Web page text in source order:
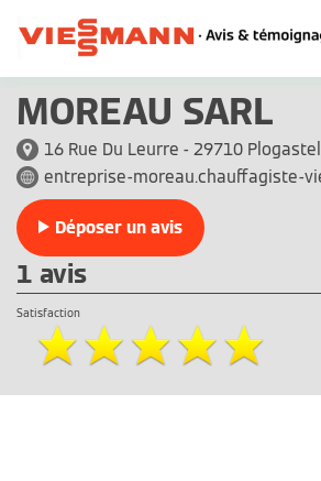
MOREAU SARL
16 Rue Du Leurre - 29710
entreprise-moreau.chauffagiste-
Déposer un avis
1 avis
Satisfaction